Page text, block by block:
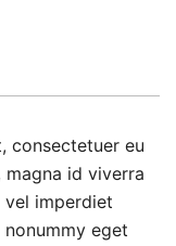
consectetuer eu
id viverra
imperdiet
eget